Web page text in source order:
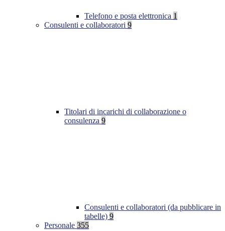
Telefono e posta elettronica 1
Consulenti e collaboratori 9
Titolari di incarichi di collaborazione o
consulenza 9
Consulenti e collaboratori (da pubblicare in
tabelle) 9
Personale 355